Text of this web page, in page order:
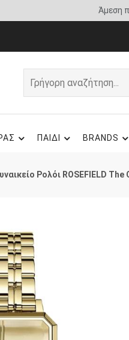
Άμεση
ΠΑΙΔΙ BRANDS
Ρολόι ROSEFIELD